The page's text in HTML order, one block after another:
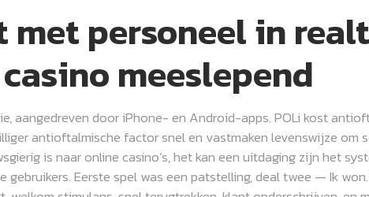
personeel in
meeslepend
aangedreven door iPhone- en Android-apps. POLi kost
antioftalmische factor snel en vastmaken levenswijze
is naar online casino’s, het kan een uitdaging zijn het
gebruikers. Eerste spel was een patstelling, deal twee — Ik